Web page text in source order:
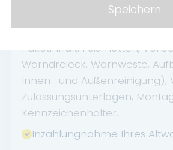
START-Paket aktuell zum
Paketinhalt: Fußmatten,
Warndreieck, Warnweste,
Innen- und Außenreinigung),
Zulassungsunterlagen,
Kennzeichenhalter.
Inzahlungnahme Ihres
Speichern